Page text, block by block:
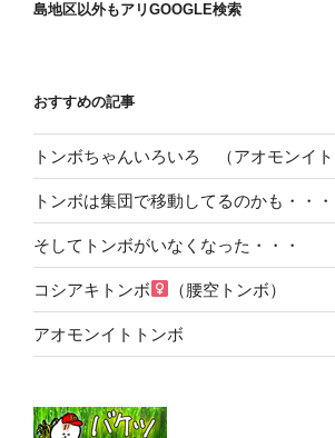
島地区以外もアリGOOGLE検索
おすすめの記事
トンボちゃんいろいろ （アオモンイト
トンボは集団で移動してるのかも・・・
そしてトンボがいなくなった・・・
コシアキトンボ （腰空トンボ）
アオモンイトトンボ